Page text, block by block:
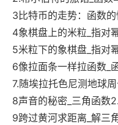
3比特币的走势：函数
4象棋盘上的米粒_指对
5米粒下的象棋盘_指对
6像拉面条一样拉函数_
7.随埃拉托色尼测地球
8声音的秘密_三角函数
9跨过黄河求距离_解三